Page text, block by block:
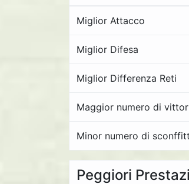
Miglior Attacco
Miglior Difesa
Miglior Differenza Reti
Maggior numero di
Minor numero di
Peggiori